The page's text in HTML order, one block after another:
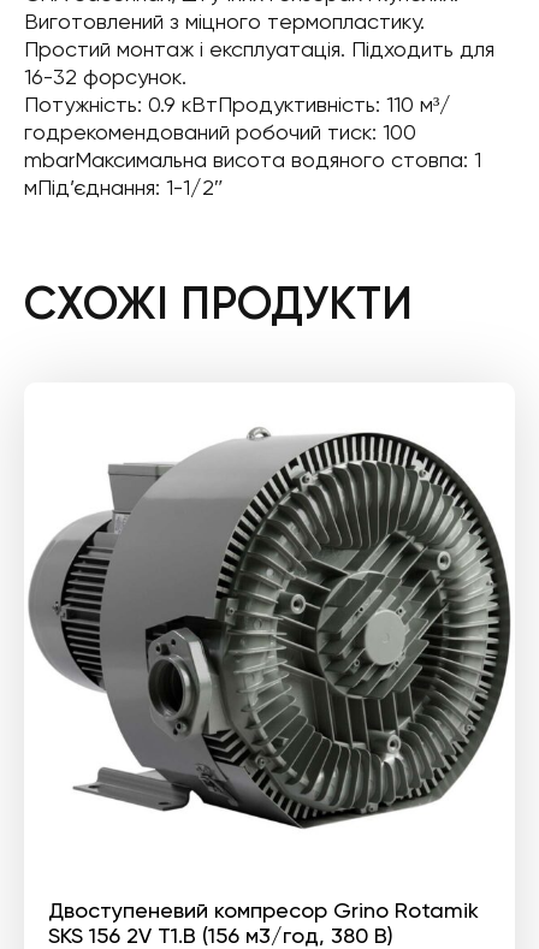
Виготовлений з міцного термопластику.
Простий монтаж і експлуатація. Підходить для
16-32 форсунок.
Потужність: 0.9 кВтПродуктивність: 110 м³/
годрекомендований робочий тиск: 100
mbarМаксимальна висота водяного стовпа: 1
мПід’єднання: 1-1/2″
СХОЖІ ПРОДУКТИ
Двоступеневий компресор Grino Rotamik
SKS 156 2V T1.В (156 м3/год, 380 В)